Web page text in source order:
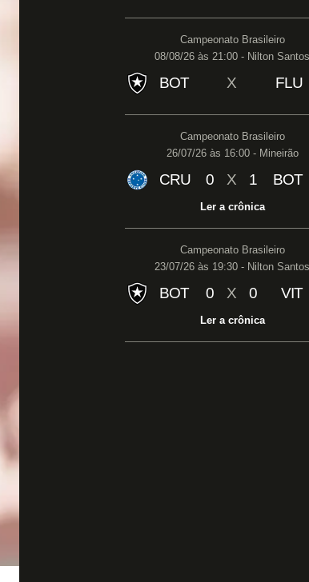
Campeonato Brasileiro
08/08/26 às 21:00 - Nilton Santos
BOT X FLU
Campeonato Brasileiro
26/07/26 às 16:00 - Mineirão
CRU 0 X 1 BOT
Ler a crônica
Campeonato Brasileiro
23/07/26 às 19:30 - Nilton Santos
BOT 0 X 0 VIT
Ler a crônica